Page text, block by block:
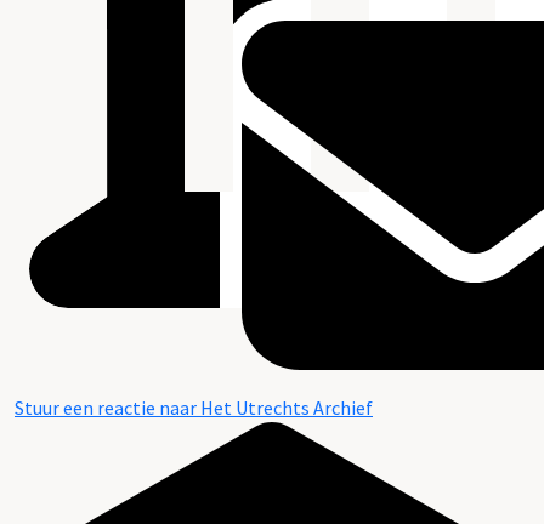
Stuur een reactie naar Het Utrechts Archief